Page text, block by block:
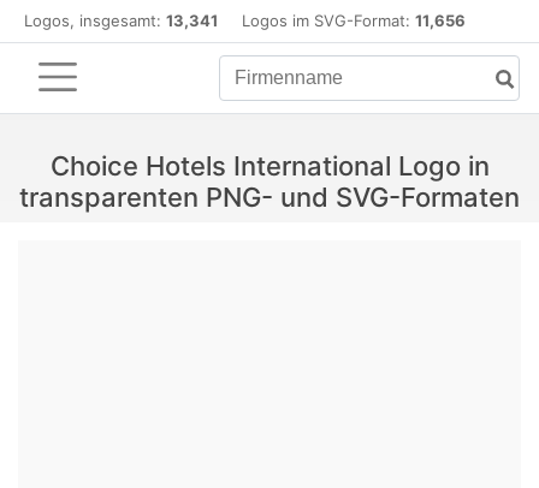
Logos, insgesamt: 13,341 Logos im SVG-Format: 11,656
Choice Hotels International Logo in
transparenten PNG- und SVG-Formaten